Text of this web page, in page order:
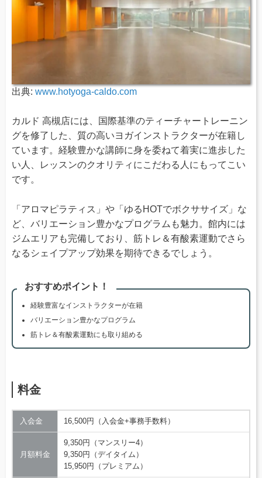
出典: www.hotyoga-caldo.com
カルド 高槻店には、国際基準のティーチャートレーニン
グを修了した、質の高いヨガインストラクターが在籍し
ています。経験豊かな講師に身を委ねて着実に進歩した
い人、レッスンのクオリティにこだわる人にもってこい
です。
「アロマピラティス」や「ゆるHOTでボクササイズ」な
ど、バリエーション豊かなプログラムも魅力。館内には
ジムエリアも完備しており、筋トレ＆有酸素運動でさら
なるシェイプアップ効果を期待できるでしょう。
おすすめポイント！
経験豊富なインストラクターが在籍
バリエーション豊かなプログラム
筋トレ＆有酸素運動にも取り組める
料金
入会金 16,500円（入会金+事務手数料）
月額料金
9,350円（マンスリー4）
9,350円（デイタイム）
15,950円（プレミアム）